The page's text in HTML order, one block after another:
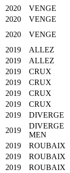
2020
VENGE
2020
VENGE
2020
VENGE
2019
ALLEZ
2019
ALLEZ
2019
CRUX
2019
CRUX
2019
CRUX
2019
CRUX
2019
DIVERGE
2019
DIVERGE
MEN
2019
ROUBAIX
2019
ROUBAIX
2019
ROUBAIX